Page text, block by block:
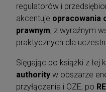
regulatorów i
akcentuje opracowania
prawnym, z wyraźnym
praktycznych dla
Sięgając po książki z tej
authority w obszarze
przyłączenia i OZE, po